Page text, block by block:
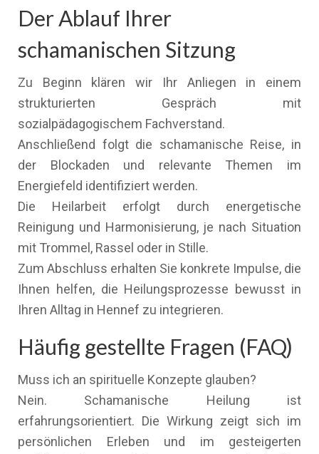
Der Ablauf Ihrer
schamanischen Sitzung
Zu Beginn klären wir Ihr Anliegen in einem
strukturierten Gespräch mit
sozialpädagogischem Fachverstand.
Anschließend folgt die schamanische Reise, in
der Blockaden und relevante Themen im
Energiefeld identifiziert werden.
Die Heilarbeit erfolgt durch energetische
Reinigung und Harmonisierung, je nach Situation
mit Trommel, Rassel oder in Stille.
Zum Abschluss erhalten Sie konkrete Impulse, die
Ihnen helfen, die Heilungsprozesse bewusst in
Ihren Alltag in Hennef zu integrieren.
Häufig gestellte Fragen (FAQ)
Muss ich an spirituelle Konzepte glauben?
Nein. Schamanische Heilung ist
erfahrungsorientiert. Die Wirkung zeigt sich im
persönlichen Erleben und im gesteigerten